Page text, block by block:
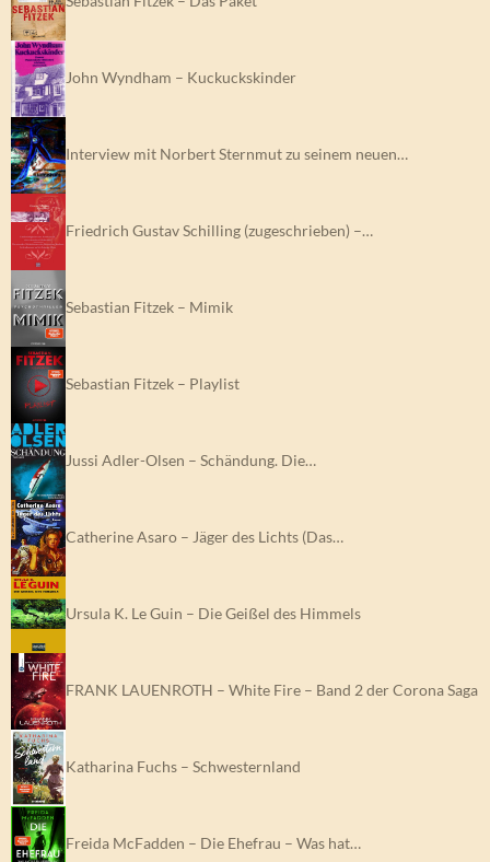
John Wyndham – Kuckuckskinder
Interview mit Norbert Sternmut zu seinem neuen…
Friedrich Gustav Schilling (zugeschrieben) –…
Sebastian Fitzek – Mimik
Sebastian Fitzek – Playlist
Jussi Adler-Olsen – Schändung. Die…
Catherine Asaro – Jäger des Lichts (Das…
Ursula K. Le Guin – Die Geißel des Himmels
FRANK LAUENROTH – White Fire – Band 2 der Corona Saga
Katharina Fuchs – Schwesternland
Freida McFadden – Die Ehefrau – Was hat…